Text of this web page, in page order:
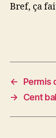
Bref, ça
←
Permis
→
Cent